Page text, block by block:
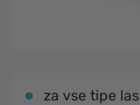
za vse tipe las